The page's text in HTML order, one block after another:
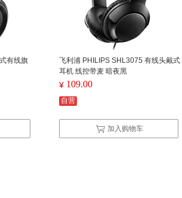
有线旗
飞利浦 PHILIPS SHL3075 有线头戴式
耳机 线控带麦 暗夜黑
¥ 109.00
自营
加入购物车